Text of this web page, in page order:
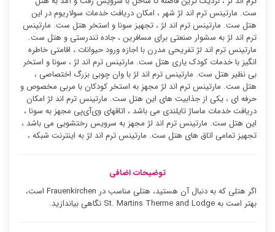
ست. مارتینس ترم اند لژ شهر ، امکان دریافت خدمات سولاریوم در این
هتل ست. مارتینس ترم اند لژ ، تجهیز سونا و استخر هتل ست. مارتینس
ترم اند لژ به سشوار صنعتی برای مسافرین ، جاده تندرستی و هتل ست.
مارتینس ترم اند لژ تفریحی مدرن با اجازه ورود حیوانات ، اقامتی خاطره
انگیز با خدمات کودک یاری هتل ست. مارتینس ترم اند لژ ، سونا و استخر
بی نظیر هتل ست. مارتینس ترم اند لژ با وان چوبی بزرگ اختصاصی ،
هتل ست. مارتینس ترم اند لژ مجهز به استخر کودکان با مربی مخصوص و
حرفه ای ، یکی از جذابیت های این هتل ست. مارتینس ترم اند لژ امکان
دریافت خدمات ماساژ تایلندی می باشد ، اتاقهای وی‌آی‌پی مجهز به سونا ،
این هتل ست. مارتینس ترم اند لژ مجهز به سرویس رختشویی می باشد ،
تجهیز تمامی اتاق های هتل ست. مارتینس ترم اند لژ به اینترنت شبکه ،
توضیحات اضافی
اگر هتلی که به دنبال آن هستید، هتلی مناسب در Frauenkirchen است،
بهتر است به St. Martins Therme and Lodge نگاهی بیاندازید.